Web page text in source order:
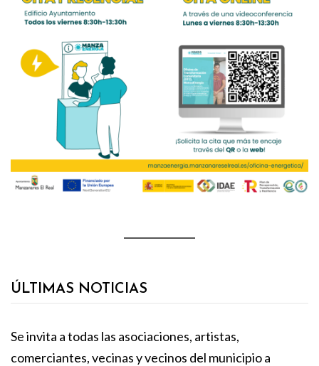
ÚLTIMAS NOTICIAS
Se invita a todas las asociaciones, artistas,
comerciantes, vecinas y vecinos del municipio a